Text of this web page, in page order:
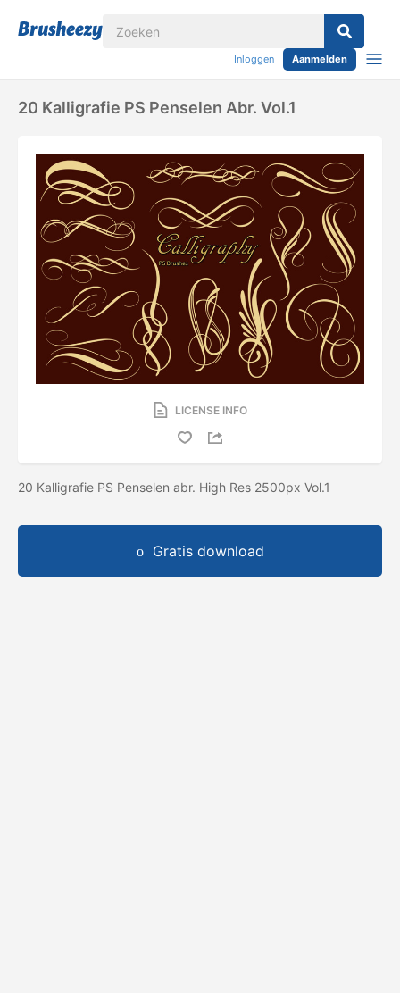
Inloggen Aanmelden
20 Kalligrafie PS Penselen Abr. Vol.1
LICENSE INFO
20 Kalligrafie PS Penselen abr. High Res 2500px Vol.1
Gratis download